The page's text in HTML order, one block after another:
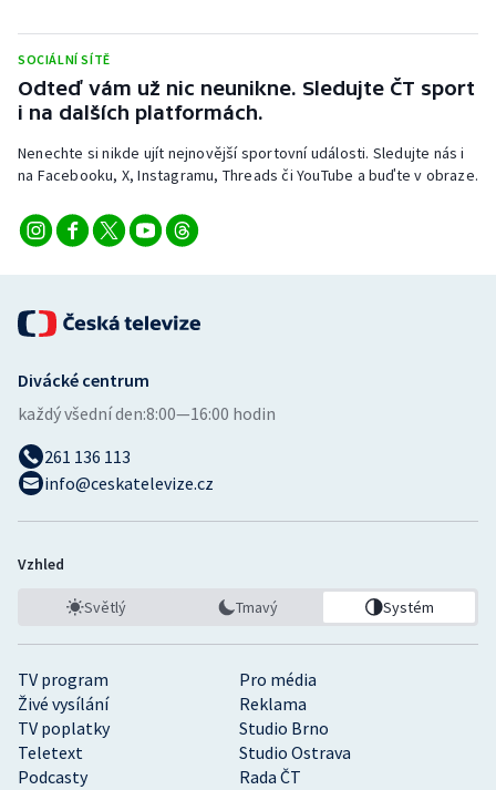
SOCIÁLNÍ SÍTĚ
Odteď vám už nic neunikne. Sledujte ČT sport
i na dalších platformách.
Nenechte si nikde ujít nejnovější sportovní události. Sledujte nás i
na Facebooku, X, Instagramu, Threads či YouTube a buďte v obraze.
TV program
Pro média
Živé vysílání
Reklama
TV poplatky
Studio Brno
Teletext
Studio Ostrava
Podcasty
Rada ČT
Divácké centrum
každý všední den:8:00—16:00 hodin
261 136 113
info@ceskatelevize.cz
Vzhled
Světlý Tmavý Systém